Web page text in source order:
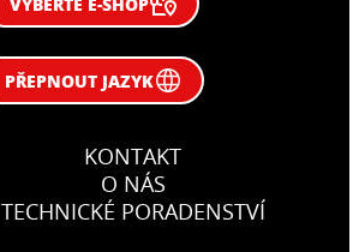
PŘEPNOUT JAZYK
KONTAKT
O NÁS
TECHNICKÉ PORADENSTVÍ